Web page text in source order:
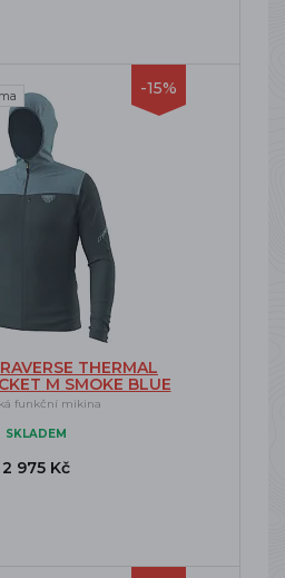
-15%
THERMAL
M SMOKE BLUE
funkční mikina
SKLADEM
2 975 Kč